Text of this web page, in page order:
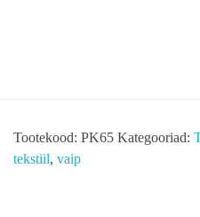
Tootekood:PK65 Kategooriad:
tekstiil,vaip